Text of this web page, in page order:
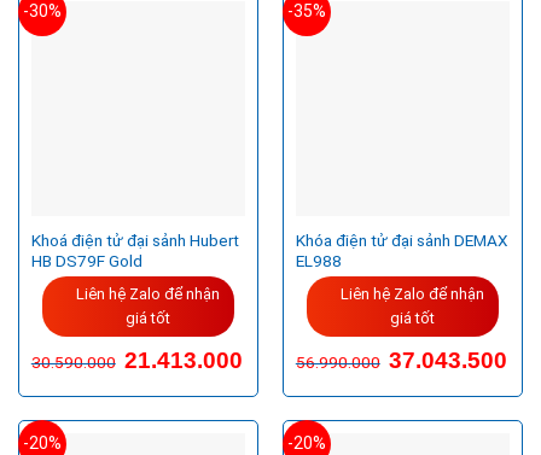
-30%
Khoá điện tử đại sảnh Hubert
HB DS79F Gold
Liên hệ Zalo để nhận
giá tốt
30.590.000 Giá
gốc
30.590.000VND.
21.413.000Giá
hiện
là:
21.413.000VND.
-35%
Khóa điện tử đại sảnh DEMAX
EL988
Liên hệ Zalo để nhận
giá tốt
56.990.000 37.043.500
-20% -20%